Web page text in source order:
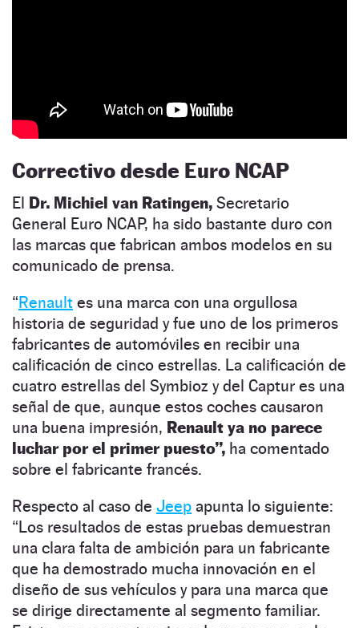
Correctivo desde Euro NCAP
El Dr. Michiel van Ratingen, Secretario
General Euro NCAP, ha sido bastante duro con
las marcas que fabrican ambos modelos en su
comunicado de prensa.
“Renault es una marca con una orgullosa
historia de seguridad y fue uno de los primeros
fabricantes de automóviles en recibir una
calificación de cinco estrellas. La calificación de
cuatro estrellas del Symbioz y del Captur es una
señal de que, aunque estos coches causaron
una buena impresión, Renault ya no parece
luchar por el primer puesto”, ha comentado
sobre el fabricante francés.
Respecto al caso de Jeep apunta lo siguiente:
“Los resultados de estas pruebas demuestran
una clara falta de ambición para un fabricante
que ha demostrado mucha innovación en el
diseño de sus vehículos y para una marca que
se dirige directamente al segmento familiar.